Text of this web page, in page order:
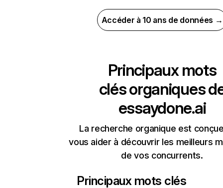
Accéder à 10 ans de données →
Principaux mots
clés organiques
essaydone.ai
La recherche organique est
vous aider à découvrir les meilleurs
de vos concurrents.
Principaux mots clés